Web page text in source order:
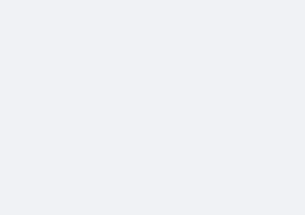
filtrelerinin 6 ila 12 ayda
süre kısalabilir. Filtrenin gözle
ve hijyenini korumak için